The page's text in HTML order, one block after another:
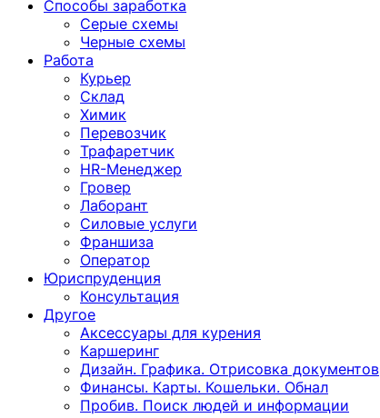
Способы заработка
Серые схемы
Черные схемы
Работа
Курьер
Склад
Химик
Перевозчик
Трафаретчик
HR-Менеджер
Гровер
Лаборант
Силовые услуги
Франшиза
Оператор
Юриспруденция
Консультация
Другoе
Аксессуары для курения
Каршеринг
Дизайн. Графика. Отрисовка документов
Финансы. Карты. Кошельки. Обнал
Пробив. Поиск людей и информации